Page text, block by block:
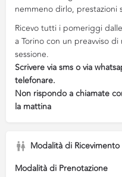
nemmeno dirlo, prestazioni
Ricevo tutti i pomeriggi
a Torino con un preavviso
sessione.
Scrivere via sms o via
telefonare.
Non rispondo a chiamate
la mattina
Modalità di Ricevimento
Modalità di Prenotazione